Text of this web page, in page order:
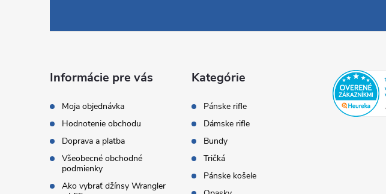
Informácie pre vás
Moja objednávka
Hodnotenie obchodu
Doprava a platba
Všeobecné obchodné
podmienky
Ako vybrať džínsy Wrangler
Kategórie
Pánske rifle
Dámske rifle
Bundy
Tričká
Pánske košele